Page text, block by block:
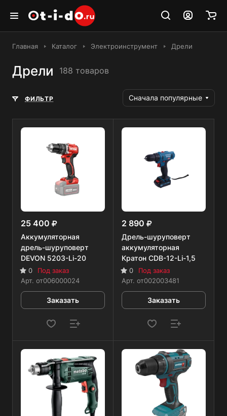
Главная Каталог Электроинструмент Дрели
Дрели 188 товаров
ФИЛЬТР Сначала популярные
25 400
Аккумуляторная
дрель-шуруповерт
DEVON 5203-Li-20
0
Под заказ
Арт. от006000024
Заказать
2 890
Дрель-шуруповерт
аккумуляторная
Кратон CDB-12-Li-1,5
0
Под заказ
Арт. от002003481
Заказать